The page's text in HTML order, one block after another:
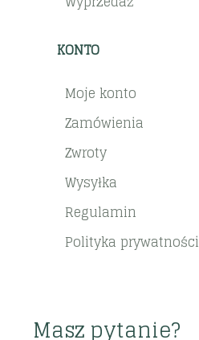
KONTO
Moje konto
Zamówienia
Zwroty
Wysyłka
Regulamin
Polityka prywatności
Masz pytanie?